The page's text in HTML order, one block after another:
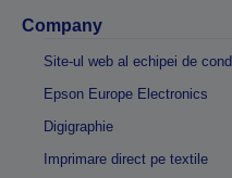
Company
Site-ul web al echipei de
Epson Europe Electronics
Digigraphie
Imprimare direct pe textile